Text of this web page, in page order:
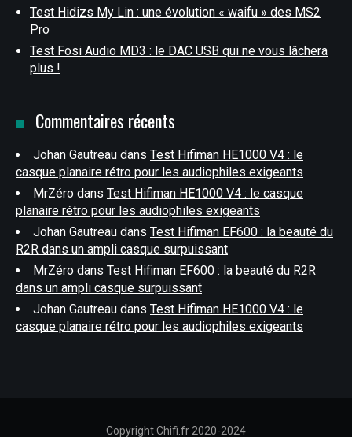
Test Hidizs My Lin : une évolution « waifu » des MS2
Pro
Test Fosi Audio MD3 : le DAC USB qui ne vous lâchera
plus !
Commentaires récents
Johan Gautreau dans Test Hifiman HE1000 V4 : le
casque planaire rétro pour les audiophiles exigeants
MrZéro dans Test Hifiman HE1000 V4 : le casque
planaire rétro pour les audiophiles exigeants
Johan Gautreau dans Test Hifiman EF600 : la beauté du
R2R dans un ampli casque surpuissant
MrZéro dans Test Hifiman EF600 : la beauté du R2R
dans un ampli casque surpuissant
Johan Gautreau dans Test Hifiman HE1000 V4 : le
casque planaire rétro pour les audiophiles exigeants
Copyright Chifi.fr 2020-2024